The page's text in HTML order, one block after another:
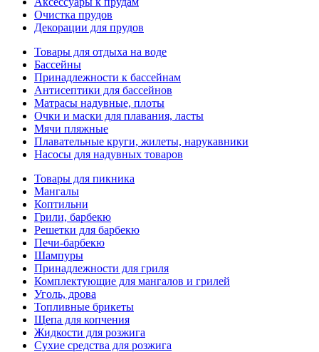
Очистка прудов
Декорации для прудов
Товары для отдыха на воде
Бассейны
Принадлежности к бассейнам
Антисептики для бассейнов
Матраcы надувные, плоты
Очки и маски для плавания, ласты
Мячи пляжные
Плавательные круги, жилеты, нарукавники
Насосы для надувных товаров
Товары для пикника
Мангалы
Коптильни
Грили, барбекю
Решетки для барбекю
Печи-барбекю
Шампуры
Принадлежности для гриля
Комплектующие для мангалов и грилей
Уголь, дрова
Топливные брикеты
Щепа для копчения
Жидкости для розжига
Сухие средства для розжига